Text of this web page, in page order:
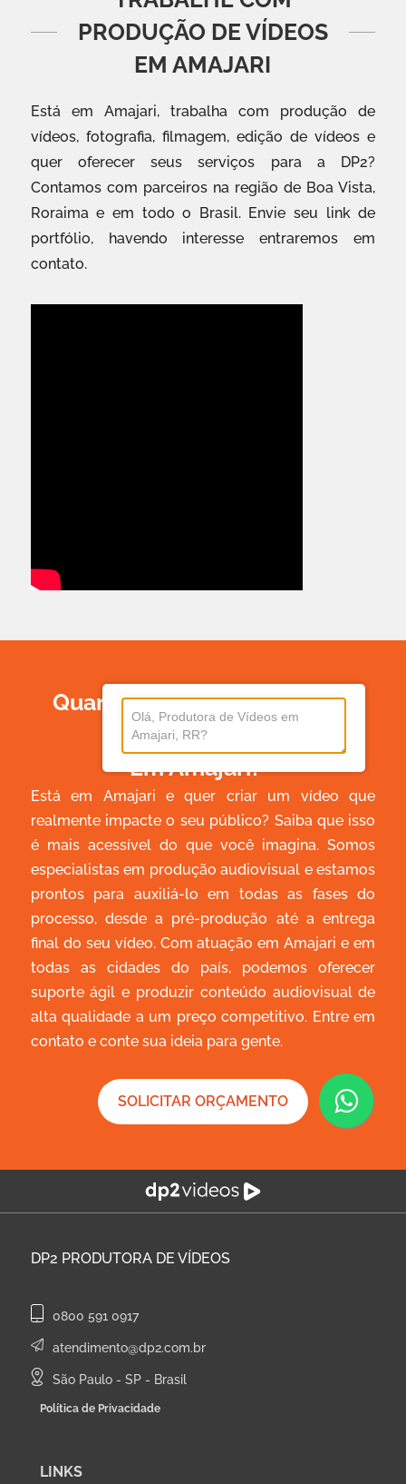
PRODUÇÃO DE VÍDEOS
EM AMAJARI
Está em Amajari, trabalha com produção de
vídeos, fotografia, filmagem, edição de vídeos e
quer oferecer seus serviços para a DP2?
Contamos com parceiros na região de Boa Vista,
Roraima e em todo o Brasil. Envie seu link de
portfólio, havendo interesse entraremos em
contato.
Quanto Custa Produzir Um
Vídeo
Em Amajari?
Está em Amajari e quer criar um vídeo que
realmente impacte o seu público? Saiba que isso
é mais acessível do que você imagina. Somos
especialistas em produção audiovisual e estamos
prontos para auxiliá-lo em todas as fases do
processo, desde a pré-produção até a entrega
final do seu vídeo. Com atuação em Amajari e em
todas as cidades do país, podemos oferecer
suporte ágil e produzir conteúdo audiovisual de
alta qualidade a um preço competitivo. Entre em
contato e conte sua ideia para gente.
SOLICITAR ORÇAMENTO
DP2 PRODUTORA DE VÍDEOS
0800 591 0917
atendimento@dp2.com.br
São Paulo - SP - Brasil
Política de Privacidade
LINKS